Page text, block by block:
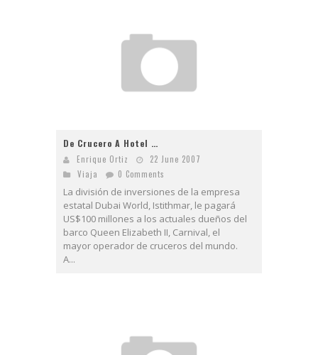
De Crucero A Hotel …
Enrique Ortiz
22 June 2007
Viaja
0 Comments
La división de inversiones de la empresa
estatal Dubai World, Istithmar, le pagará
US$100 millones a los actuales dueños del
barco Queen Elizabeth II, Carnival, el
mayor operador de cruceros del mundo.
A...